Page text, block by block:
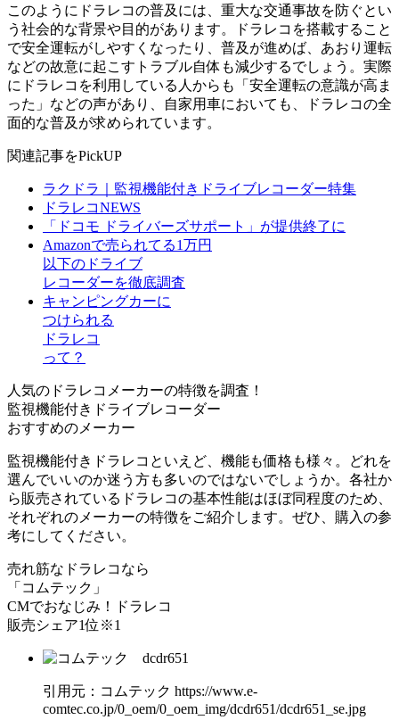
このようにドラレコの普及には、重大な交通事故を防ぐとい
う社会的な背景や目的があります。ドラレコを搭載すること
で安全運転がしやすくなったり、普及が進めば、あおり運転
などの故意に起こすトラブル自体も減少するでしょう。実際
にドラレコを利用している人からも「安全運転の意識が高ま
った」などの声があり、自家用車においても、ドラレコの全
面的な普及が求められています。
関連記事をPickUP
ラクドラ｜監視機能付きドライブレコーダー特集
ドラレコNEWS
「ドコモ ドライバーズサポート」が提供終了に
Amazonで売られてる1万円
以下のドライブ
レコーダーを徹底調査
キャンピングカーに
つけられる
ドラレコ
って？
人気のドラレコメーカーの特徴を調査！
監視機能付きドライブレコーダー
おすすめのメーカー
監視機能付きドラレコといえど、機能も価格も様々。どれを
選んでいいのか迷う方も多いのではないでしょうか。各社か
ら販売されているドラレコの基本性能はほぼ同程度のため、
それぞれのメーカーの特徴をご紹介します。ぜひ、購入の参
考にしてください。
売れ筋なドラレコなら
「コムテック」
CMでおなじみ！ドラレコ
販売シェア1位※1
引⽤元：コムテック https://www.e-
comtec.co.jp/0_oem/0_oem_img/dcdr651/dcdr651_se.jpg